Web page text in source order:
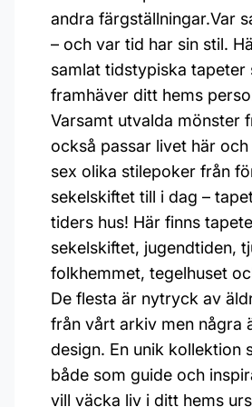
andra färgställningar.Var
– och var tid har sin stil.
samlat tidstypiska tapeter
framhäver ditt hems
Varsamt utvalda mönster
också passar livet här och
sex olika stilepoker från
sekelskiftet till i dag –
tiders hus! Här finns
sekelskiftet, jugendtiden,
folkhemmet, tegelhuset
De flesta är nytryck av
från vårt arkiv men några
design. En unik kollektion
både som guide och
vill väcka liv i ditt hems